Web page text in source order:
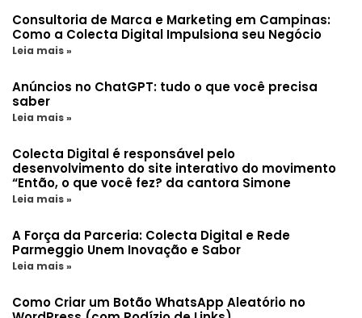
Consultoria de Marca e Marketing em Campinas:
Como a Colecta Digital Impulsiona seu Negócio
Leia mais »
Anúncios no ChatGPT: tudo o que você precisa
saber
Leia mais »
Colecta Digital é responsável pelo
desenvolvimento do site interativo do movimento
“Então, o que você fez? da cantora Simone
Leia mais »
A Força da Parceria: Colecta Digital e Rede
Parmeggio Unem Inovação e Sabor
Leia mais »
Como Criar um Botão WhatsApp Aleatório no